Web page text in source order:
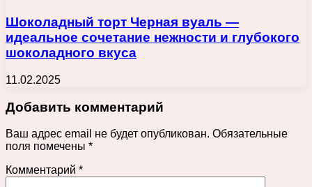
Шоколадный торт Черная вуаль —
идеальное сочетание нежности и глубокого
шоколадного вкуса
11.02.2025
Добавить комментарий
Ваш адрес email не будет опубликован. Обязательные
поля помечены *
Комментарий *